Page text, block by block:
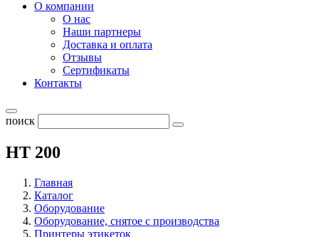
О компании
О нас
Наши партнеры
Доставка и оплата
Отзывы
Сертификаты
Контакты
поиск
HT 200
Главная
Каталог
Оборудование
Оборудование, снятое с производства
Принтеры этикеток